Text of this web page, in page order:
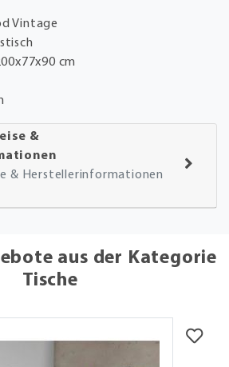
Vintage
cm
&
& Herstellerinformationen
aus der Kategorie
Tische